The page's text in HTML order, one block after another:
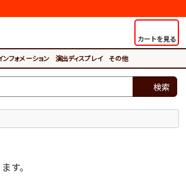
カートを見る
ンフォメーション 演出ディスプレイ その他
検索
す。